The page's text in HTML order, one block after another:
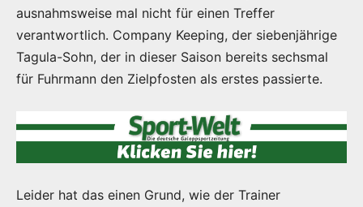
ausnahmsweise mal nicht für einen Treffer
verantwortlich. Company Keeping, der siebenjährige
Tagula-Sohn, der in dieser Saison bereits sechsmal
für Fuhrmann den Zielpfosten als erstes passierte.
Leider hat das einen Grund, wie der Trainer